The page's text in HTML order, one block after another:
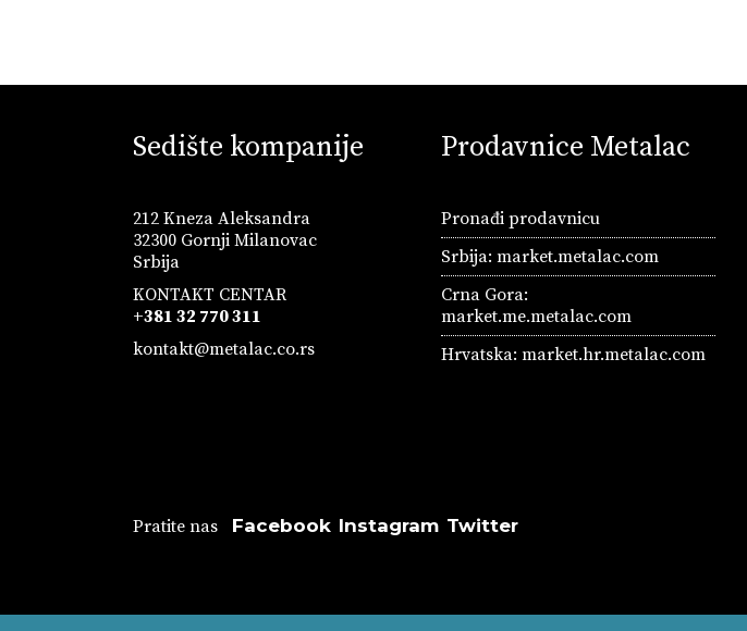
Sedište kompanije
212 Kneza Aleksandra
32300 Gornji Milanovac
Srbija
KONTAKT CENTAR
+381 32 770 311
kontakt@metalac.co.rs
Prodavnice Metalac
Pronađi prodavnicu
Srbija: market.metalac.com
Crna Gora:
market.me.metalac.com
Hrvatska: market.hr.metalac.com
Pratite nas Facebook Instagram Twitter